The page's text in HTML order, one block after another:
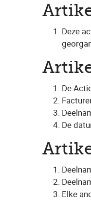
Deze
De
De
Elke